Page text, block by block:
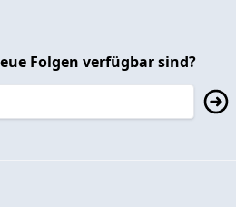
Folgen verfügbar sind?